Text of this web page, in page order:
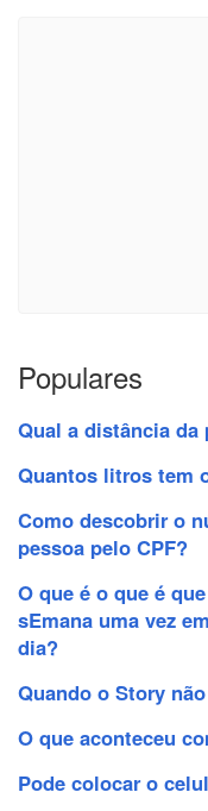
Populares
Qual a distância da
Quantos litros tem
Como descobrir o
pessoa pelo CPF?
O que é o que é
sEmana uma vez
dia?
Quando o Story
O que aconteceu
Pode colocar o